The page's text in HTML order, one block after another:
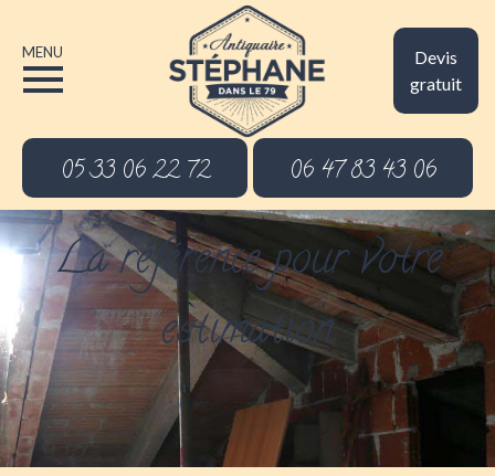
Devis
gratuit
MENU
05 33 06 22 72 06 47 83 43 06
La référence pour votre
estimation